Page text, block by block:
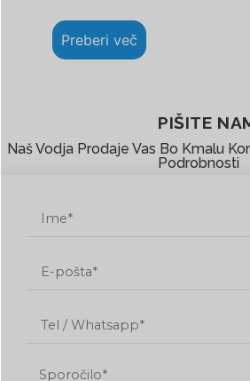
Preberi več
PIŠITE
Naš Vodja Prodaje Vas Bo Kmalu
Podrobnosti